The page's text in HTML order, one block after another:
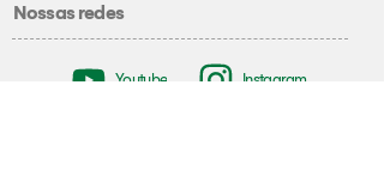
Nossas redes
Youtube Instagram